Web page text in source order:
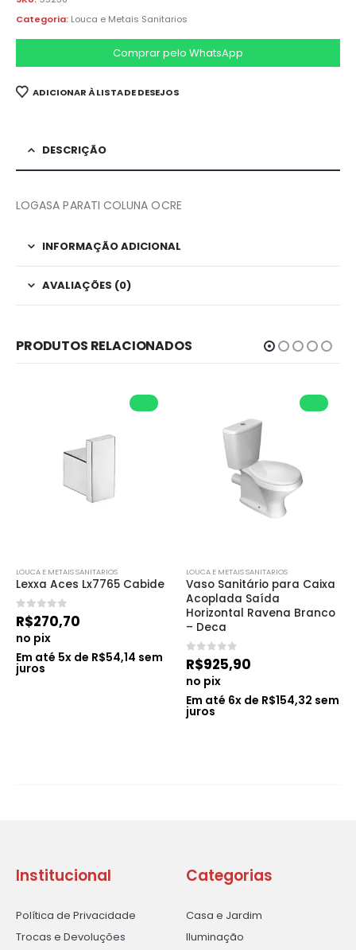
Categoria: Louca e Metais Sanitarios
Comprar pelo WhatsApp
ADICIONAR À LISTA DE DESEJOS
DESCRIÇÃO
LOGASA PARATI COLUNA OCRE
INFORMAÇÃO ADICIONAL
AVALIAÇÕES (0)
PRODUTOS RELACIONADOS
LOUCA E METAIS SANITARIOS
Lexxa Aces Lx7765 Cabide
0de 5
R$270,70
no pix
Em até 5x de R$54,14 sem
juros
LOUCA E METAIS SANITARIOS
Vaso Sanitário para Caixa
Acoplada Saída
Horizontal Ravena Branco
– Deca
0de 5
R$925,90
no pix
Em até 6x de R$154,32 sem
juros
Institucional
Política de Privacidade
Trocas e Devoluções
Categorias
Casa e Jardim
Iluminação